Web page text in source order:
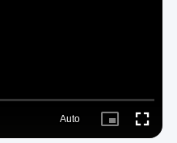
Auto
Picture- Fullscreen